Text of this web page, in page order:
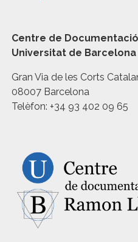
Centre de
Universitat de Barcelona
Gran Via de les Corts
08007 Barcelona
Telèfon: +34 93 402 09 65